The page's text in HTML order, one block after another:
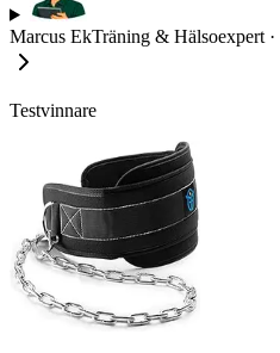
Marcus EkTräning & Hälsoexpert ·
Testvinnare